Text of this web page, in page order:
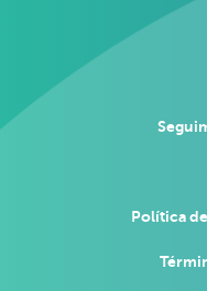
Política